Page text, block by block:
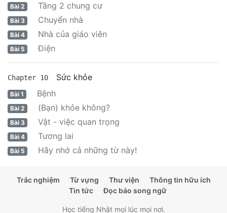
Bài 2 Tầng 2 chung cư
Bài 3 Chuyển nhà
Bài 4 Nhà của giáo viên
Bài 5 Điện
Chapter 10 Sức khỏe
Bài 1 Bệnh
Bài 2 (Bạn) khỏe không?
Bài 3 Vật - việc quan trọng
Bài 4 Tương lai
Bài 5 Hãy nhớ cả những từ này!
Trắc nghiệm Từ vựng Thư viện
Thông tin hữu ích
Tin tức
Đọc báo song ngữ
Học tiếng Nhật mọi lúc mọi nơi.